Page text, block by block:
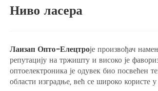
Ниво ласера
Лаизап Опто-Елецтроје произвођач
репутацију на тржишту и високо је
оптоелектроника је одувек био посвећен
области изградње, већ се широко користе